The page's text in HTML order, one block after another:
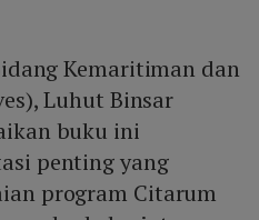
Kemaritiman dan
Luhut Binsar
buku ini
penting yang
program Citarum